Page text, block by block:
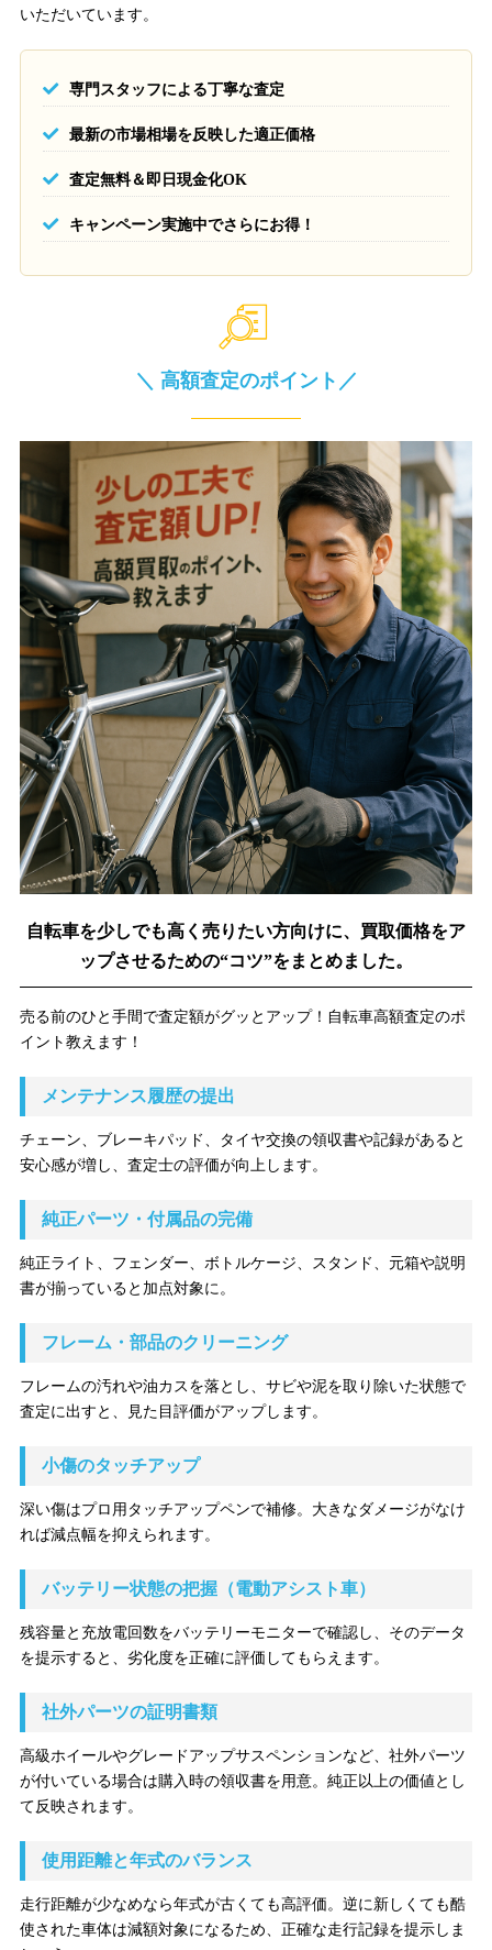
いただいています。
専門スタッフによる丁寧な査定
最新の市場相場を反映した適正価格
査定無料＆即日現金化OK
キャンペーン実施中でさらにお得！
＼ 高額査定のポイント／
自転車を少しでも高く売りたい方向けに、買取価格をア
ップさせるための“コツ”をまとめました。
売る前のひと手間で査定額がグッとアップ！自転車高額査定のポ
イント教えます！
メンテナンス履歴の提出
チェーン、ブレーキパッド、タイヤ交換の領収書や記録があると
安心感が増し、査定士の評価が向上します。
純正パーツ・付属品の完備
純正ライト、フェンダー、ボトルケージ、スタンド、元箱や説明
書が揃っていると加点対象に。
フレーム・部品のクリーニング
フレームの汚れや油カスを落とし、サビや泥を取り除いた状態で
査定に出すと、見た目評価がアップします。
小傷のタッチアップ
深い傷はプロ用タッチアップペンで補修。大きなダメージがなけ
れば減点幅を抑えられます。
バッテリー状態の把握（電動アシスト車）
残容量と充放電回数をバッテリーモニターで確認し、そのデータ
を提示すると、劣化度を正確に評価してもらえます。
社外パーツの証明書類
高級ホイールやグレードアップサスペンションなど、社外パーツ
が付いている場合は購入時の領収書を用意。純正以上の価値とし
て反映されます。
使用距離と年式のバランス
走行距離が少なめなら年式が古くても高評価。逆に新しくても酷
使された車体は減額対象になるため、正確な走行記録を提示しま